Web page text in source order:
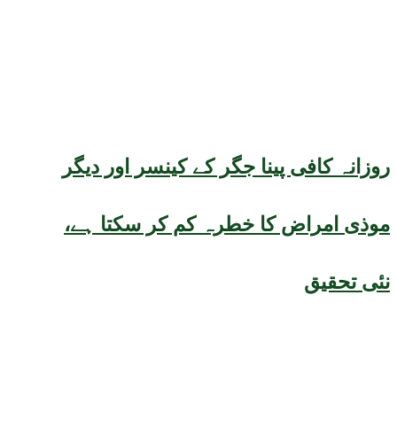
روزانہ کافی پینا جگر کے کینسر اور دیگر
موذی امراض کا خطرہ کم کر سکتا ہے،
نئی تحقیق